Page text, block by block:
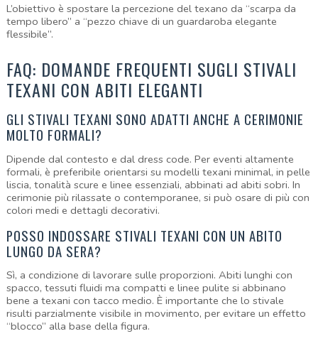
L’obiettivo è spostare la percezione del texano da “scarpa da
tempo libero” a “pezzo chiave di un guardaroba elegante
flessibile”.
FAQ: DOMANDE FREQUENTI SUGLI STIVALI
TEXANI CON ABITI ELEGANTI
GLI STIVALI TEXANI SONO ADATTI ANCHE A CERIMONIE
MOLTO FORMALI?
Dipende dal contesto e dal dress code. Per eventi altamente
formali, è preferibile orientarsi su modelli texani minimal, in pelle
liscia, tonalità scure e linee essenziali, abbinati ad abiti sobri. In
cerimonie più rilassate o contemporanee, si può osare di più con
colori medi e dettagli decorativi.
POSSO INDOSSARE STIVALI TEXANI CON UN ABITO
LUNGO DA SERA?
Sì, a condizione di lavorare sulle proporzioni. Abiti lunghi con
spacco, tessuti fluidi ma compatti e linee pulite si abbinano
bene a texani con tacco medio. È importante che lo stivale
risulti parzialmente visibile in movimento, per evitare un effetto
“blocco” alla base della figura.